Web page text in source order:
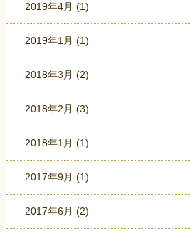
2019年4月 (1)
2019年1月 (1)
2018年3月 (2)
2018年2月 (3)
2018年1月 (1)
2017年9月 (1)
2017年6月 (2)